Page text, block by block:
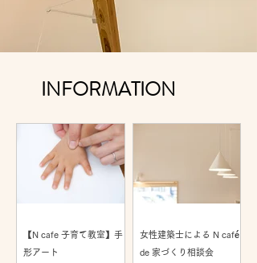
INFORMATION
【N cafe 子育て教室】手
形アート
女性建築士による N café
de 家づくり相談会